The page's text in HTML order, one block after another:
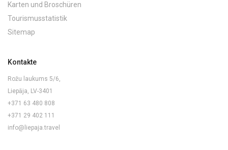
Karten und Broschüren
Tourismusstatistik
Sitemap
Kontakte
Rožu laukums 5/6,
Liepāja, LV-3401
+371 63 480 808
+371 29 402 111
info@liepaja.travel